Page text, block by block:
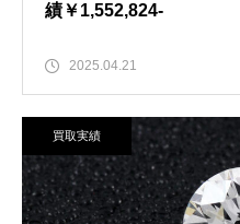
績￥1,552,824-
2025.04.21
買取実績